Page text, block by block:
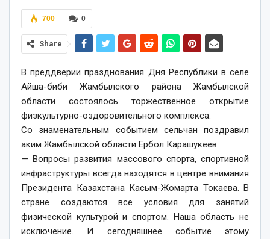
0
700
Share
В преддверии празднования Дня Республики в селе
Айша-биби Жамбылского района Жамбылской
области состоялось торжественное открытие
физкультурно-оздоровительного комплекса.
Со знаменательным событием сельчан поздравил
аким Жамбылской области Ербол Карашукеев.
— Вопросы развития массового спорта, спортивной
инфраструктуры всегда находятся в центре внимания
Президента Казахстана Касым-Жомарта Токаева. В
стране создаются все условия для занятий
физической культурой и спортом. Наша область не
исключение. И сегодняшнее событие этому